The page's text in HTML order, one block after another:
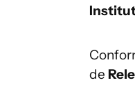
de